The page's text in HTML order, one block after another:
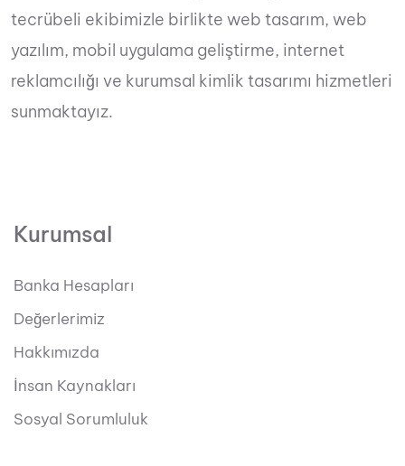
tecrübeli ekibimizle birlikte web tasarım, web
yazılım, mobil uygulama geliştirme, internet
reklamcılığı ve kurumsal kimlik tasarımı hizmetleri
sunmaktayız.
Kurumsal
Banka Hesapları
Değerlerimiz
Hakkımızda
İnsan Kaynakları
Sosyal Sorumluluk